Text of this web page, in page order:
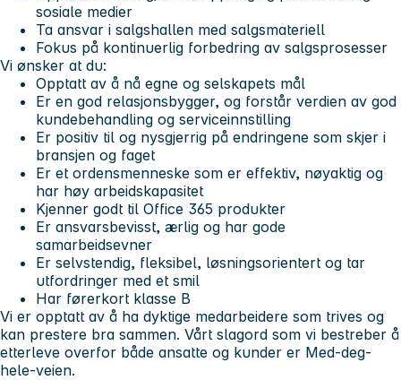
sosiale medier
Ta ansvar i salgshallen med salgsmateriell
Fokus på kontinuerlig forbedring av salgsprosesser
Vi ønsker at du:
Opptatt av å nå egne og selskapets mål
Er en god relasjonsbygger, og forstår verdien av god
kundebehandling og serviceinnstilling
Er positiv til og nysgjerrig på endringene som skjer i
bransjen og faget
Er et ordensmenneske som er effektiv, nøyaktig og
har høy arbeidskapasitet
Kjenner godt til Office 365 produkter
Er ansvarsbevisst, ærlig og har gode
samarbeidsevner
Er selvstendig, fleksibel, løsningsorientert og tar
utfordringer med et smil
Har førerkort klasse B
Vi er opptatt av å ha dyktige medarbeidere som trives og
kan prestere bra sammen. Vårt slagord som vi bestreber å
etterleve overfor både ansatte og kunder er Med-deg-
hele-veien.